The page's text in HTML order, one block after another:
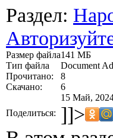
Раздел:
Размер файла141 МБ
Тип файла
Document
Прочитано:
8
Скачано:
6
15 Май,
Поделиться: ]]>